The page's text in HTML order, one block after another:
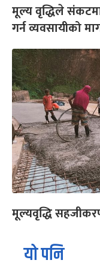
मूल्य वृद्धिले
गर्न व्यवसायीको
मूल्यवृद्धि
यो पनि